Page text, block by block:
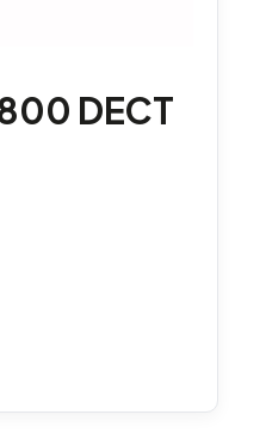
DECT